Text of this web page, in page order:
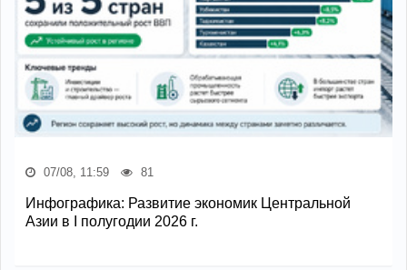
07/08, 11:59 81
Инфографика: Развитие экономик Центральной
Азии в I полугодии 2026 г.